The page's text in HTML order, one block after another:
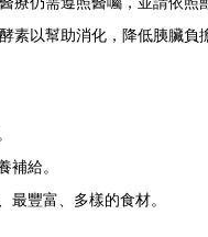
素以幫助消化，降低胰臟負
補給。
最豐富、多樣的食材。